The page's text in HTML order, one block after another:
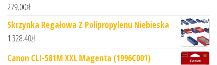
279,00zł
Skrzynka Regałowa Z Polipropylenu Niebieska
1 328,40zł
Canon CLI-581M XXL Magenta (1996C001)